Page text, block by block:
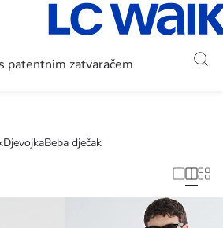
patentnim zatvaračem
DjevojkaBeba dječak